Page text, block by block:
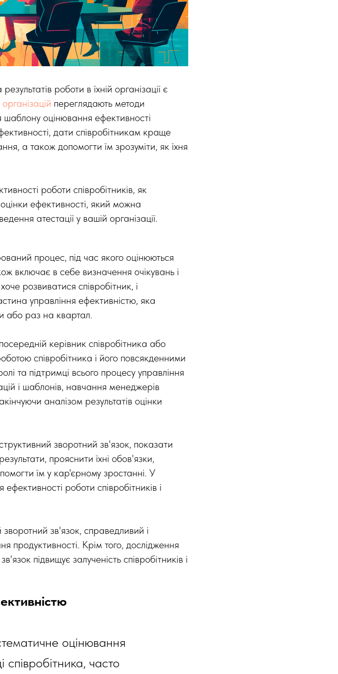
роботи в їхній організації є
переглядають методи
оцінювання ефективності
дати співробітникам краще
а також допомогти їм зрозуміти, як їхня
роботи співробітників, як
ефективності, який можна
атестації у вашій організації.
процес, під час якого оцінюються
включає в себе визначення очікувань і
розвиватися співробітник, і
управління ефективністю, яка
або раз на квартал.
керівник співробітника або
співробітника і його повсякденними
та підтримці всього процесу управління
і шаблонів, навчання менеджерів
аналізом результатів оцінки
зворотний зв'язок, показати
прояснити їхні обов'язки,
їм у кар'єрному зростанні. У
роботи співробітників і
зв'язок, справедливий і
продуктивності. Крім того, дослідження
підвищує залученість співробітників і
оцінювання
співробітника, часто